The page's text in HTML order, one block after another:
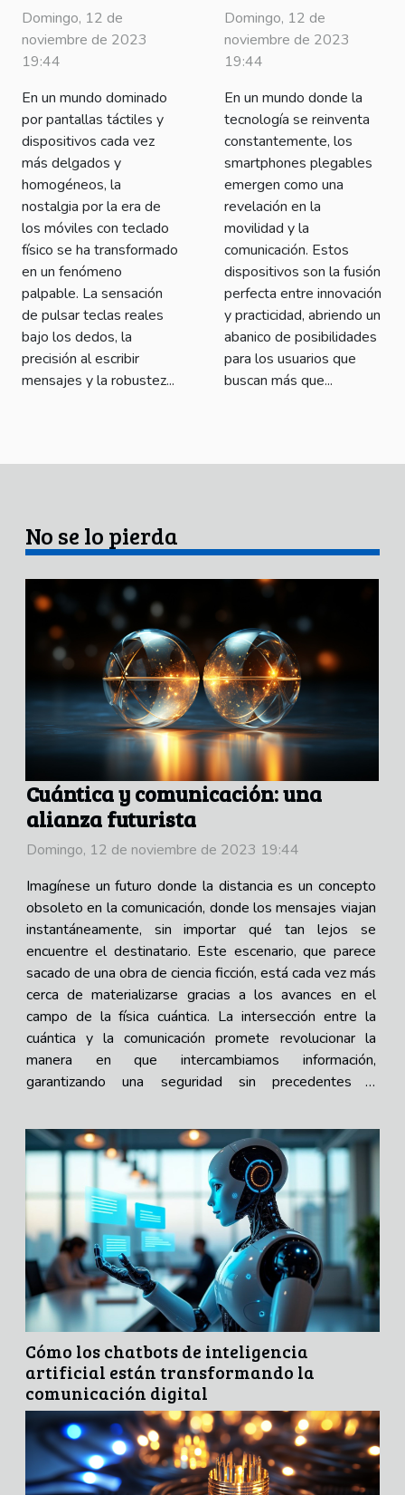
teclado físico
Domingo, 12 de
noviembre de 2023
19:44
En un mundo dominado
por pantallas táctiles y
dispositivos cada vez
más delgados y
homogéneos, la
nostalgia por la era de
los móviles con teclado
físico se ha transformado
en un fenómeno
palpable. La sensación
de pulsar teclas reales
bajo los dedos, la
precisión al escribir
mensajes y la robustez...
nueva era de
movilidad
Domingo, 12 de
noviembre de 2023
19:44
En un mundo donde la
tecnología se reinventa
constantemente, los
smartphones plegables
emergen como una
revelación en la
movilidad y la
comunicación. Estos
dispositivos son la fusión
perfecta entre innovación
y practicidad, abriendo un
abanico de posibilidades
para los usuarios que
buscan más que...
No se lo pierda
Cuántica y comunicación: una
alianza futurista
Domingo, 12 de noviembre de 2023 19:44
Imagínese un futuro donde la distancia es un concepto
obsoleto en la comunicación, donde los mensajes viajan
instantáneamente, sin importar qué tan lejos se
encuentre el destinatario. Este escenario, que parece
sacado de una obra de ciencia ficción, está cada vez más
cerca de materializarse gracias a los avances en el
campo de la física cuántica. La intersección entre la
cuántica y la comunicación promete revolucionar la
manera en que intercambiamos información,
garantizando una seguridad sin precedentes y
Este artículo invita a explorar...
Cómo los chatbots de inteligencia
artificial están transformando la
comunicación digital